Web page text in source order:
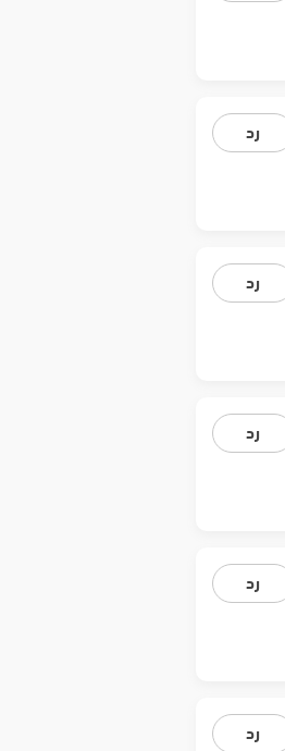
رد
رد
رد
رد
رد